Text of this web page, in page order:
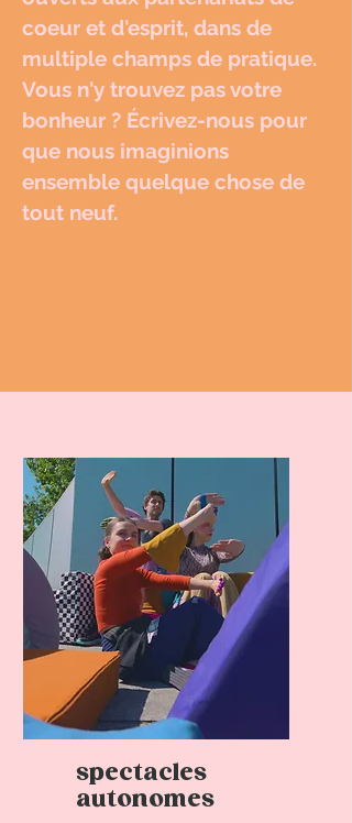
coeur et d'esprit, dans de
multiple champs de pratique.
Vous n'y trouvez pas votre
bonheur ? Écrivez-nous pour
que nous imaginions
ensemble quelque chose de
tout neuf.
spectacles
autonomes